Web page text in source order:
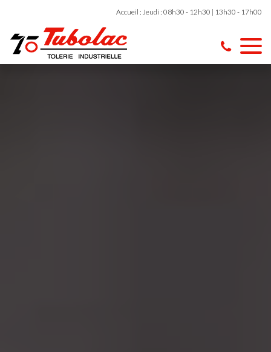
Accueil : Jeudi : 08h30 - 12h30 | 13h30 - 17h00